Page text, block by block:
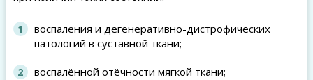
воспаления и дегенеративно-дистрофических
патологий в суставной ткани;
воспалённой отёчности мягкой ткани;